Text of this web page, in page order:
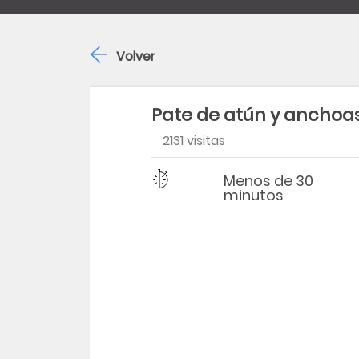
Pate de atún y
2131 visitas
Dificultad
Tiempo Menos de 30
minutos
Volver